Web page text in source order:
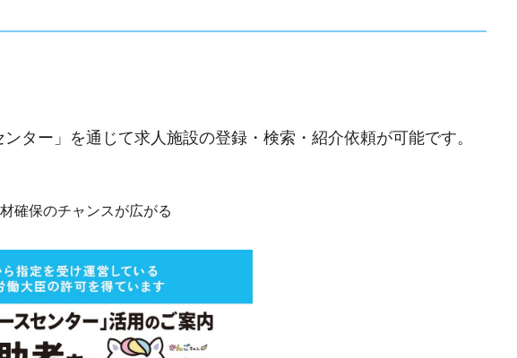
ター」を通じて求人施設の登録・検索・紹介依頼が可能です。
確保のチャンスが広がる